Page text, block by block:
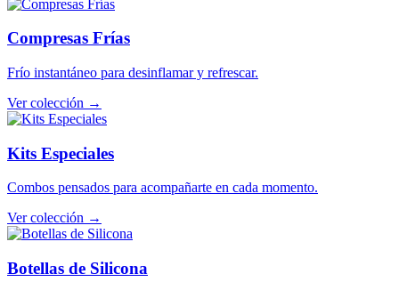
Compresas Frías
Frío instantáneo para desinflamar y refrescar.
Ver colección →
Kits Especiales
Combos pensados para acompañarte en cada momento.
Ver colección →
Botellas de Silicona